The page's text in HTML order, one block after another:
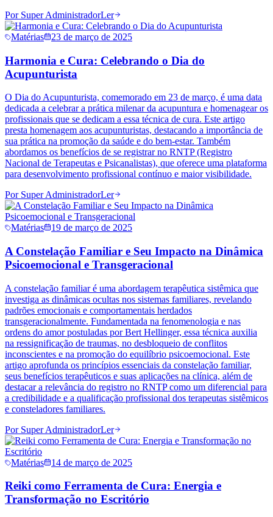
Por Super AdministradorLer
Matérias 23 de março de 2025
Harmonia e Cura: Celebrando o Dia do
Acupunturista
O Dia do Acupunturista, comemorado em 23 de março, é uma data
dedicada a celebrar a prática milenar da acupuntura e homenagear os
profissionais que se dedicam a essa técnica de cura. Este artigo
presta homenagem aos acupunturistas, destacando a importância de
sua prática na promoção da saúde e do bem-estar. Também
abordamos os benefícios de se registrar no RNTP (Registro
Nacional de Terapeutas e Psicanalistas), que oferece uma plataforma
para desenvolvimento profissional contínuo e maior visibilidade.
Por Super AdministradorLer
Matérias 19 de março de 2025
A Constelação Familiar e Seu Impacto na Dinâmica
Psicoemocional e Transgeracional
A constelação familiar é uma abordagem terapêutica sistêmica que
investiga as dinâmicas ocultas nos sistemas familiares, revelando
padrões emocionais e comportamentais herdados
transgeracionalmente. Fundamentada na fenomenologia e nas
ordens do amor postuladas por Bert Hellinger, essa técnica auxilia
na ressignificação de traumas, no desbloqueio de conflitos
inconscientes e na promoção do equilíbrio psicoemocional. Este
artigo aprofunda os princípios essenciais da constelação familiar,
seus benefícios terapêuticos e suas aplicações na clínica, além de
destacar a relevância do registro no RNTP como um diferencial para
a credibilidade e a qualificação profissional dos terapeutas sistêmicos
e consteladores familiares.
Por Super AdministradorLer
Matérias 14 de março de 2025
Reiki como Ferramenta de Cura: Energia e
Transformação no Escritório